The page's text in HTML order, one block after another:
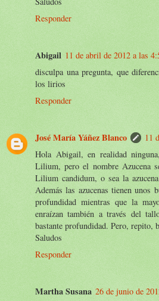
Responder
Abigail 11 de abril de 2012 a las
disculpa una pregunta, que
los lirios
Responder
José María Yáñez Blanco
11
Hola Abigail, en realidad
Lilium, pero el nombre Azucena
Lilium candidum, o sea la
Además las azucenas tienen unos
profundidad mientras que la
enraízan también a través del
bastante profundidad. Pero, repito,
Saludos
Responder
Martha Susana 26 de junio de